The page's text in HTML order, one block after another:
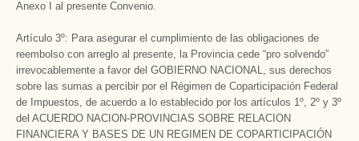
Anexo I al presente Convenio.
Artículo 3º: Para asegurar el cumplimiento de las obligaciones de
reembolso con arreglo al presente, la Provincia cede “pro solvendo”
irrevocablemente a favor del GOBIERNO NACIONAL, sus derechos
sobre las sumas a percibir por el Régimen de Coparticipación Federal
de Impuestos, de acuerdo a lo establecido por los artículos 1º, 2º y 3º
del ACUERDO NACION-PROVINCIAS SOBRE RELACION
FINANCIERA Y BASES DE UN REGIMEN DE COPARTICIPACIÓN